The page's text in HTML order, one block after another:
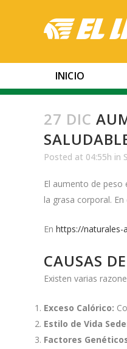
INICIO
27 DIC
Posted at 04:55h in
El aumento de
la grasa corporal.
En https://naturales-
CAUSAS
Existen varias
Exceso Calórico:
Estilo de Vida
Factores